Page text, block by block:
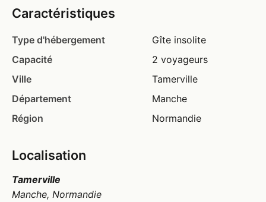
Caractéristiques
Type d'hébergement
Gîte insolite
Capacité
2 voyageurs
Ville
Tamerville
Département
Manche
Région
Normandie
Localisation
Tamerville
Manche, Normandie